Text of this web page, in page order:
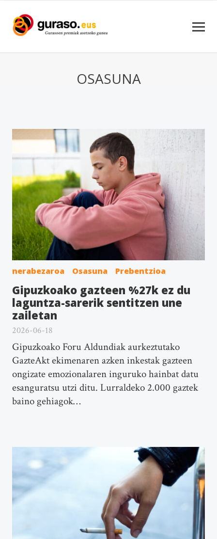
OSASUNA
nerabezaroa Osasuna Prebentzioa
Gipuzkoako gazteen %27k ez du
laguntza-sarerik sentitzen une
zailetan
2026-06-18
Gipuzkoako Foru Aldundiak aurkeztutako
GazteAkt ekimenaren azken inkestak gazteen
ongizate emozionalaren inguruko hainbat datu
esanguratsu utzi ditu. Lurraldeko 2.000 gaztek
baino gehiagok…